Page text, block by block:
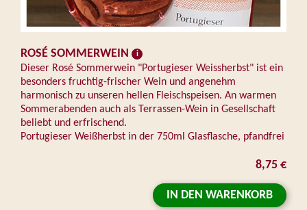
ROSÉ SOMMERWEIN
Dieser Rosé Sommerwein "Portugieser Weissherbst" ist ein
besonders fruchtig-frischer Wein und angenehm
harmonisch zu unseren hellen Fleischspeisen. An warmen
Sommerabenden auch als Terrassen-Wein in Gesellschaft
beliebt und erfrischend.
Portugieser Weißherbst in der 750ml Glasflasche, pfandfrei
8,75 €
IN DEN WARENKORB